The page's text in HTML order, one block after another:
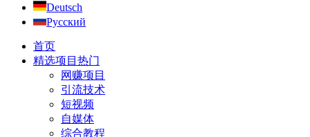
Deutsch
Русский
首页
精选项目 热门
网赚项目
引流技术
短视频
自媒体
综合教程